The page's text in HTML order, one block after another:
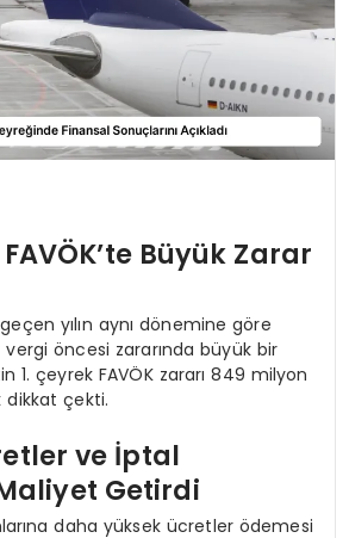
Büyük Zarar
yılın aynı dönemine göre
öncesi zararında büyük bir
1. çeyrek FAVÖK zararı 849 milyon
dikkat çekti.
ve İptal
Getirdi
daha yüksek ücretler ödemesi